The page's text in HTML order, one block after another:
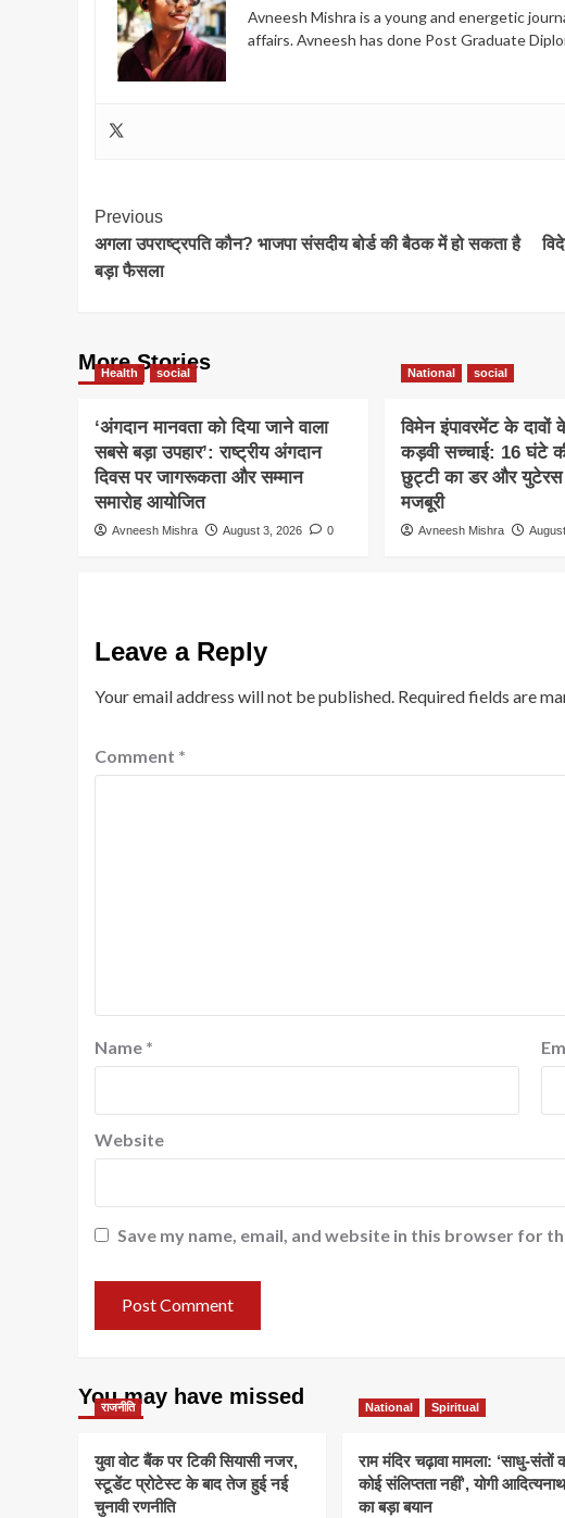
Avneesh Mishra is a young and energetic
affairs. Avneesh has done Post Graduate
Post
Navigation
Previous
अगला उपराष्ट्रपति कौन? भाजपा संसदीय बोर्ड की बैठक में हो सकता है
बड़ा फैसला
More Stories
Health social
‘अंगदान मानवता को दिया जाने वाला
सबसे बड़ा उपहार’: राष्ट्रीय अंगदान
दिवस पर जागरूकता और सम्मान
समारोह आयोजित
Avneesh Mishra August 3, 2026 0
National social
विमेन इंपावरमेंट के दावों
कड़वी सच्चाई: 16 घंटे
छुट्टी का डर और युटेरस
मजबूरी
Avneesh Mishra
Leave a Reply
Your email address will not be published. Required fields are
Comment *
Name *
Website
Save my name, email, and website in this browser for
You may have missed
राजनीति
युवा वोट बैंक पर टिकी सियासी नजर,
स्टूडेंट प्रोटेस्ट के बाद तेज हुई नई
चुनावी रणनीति
National Spiritual
राम मंदिर चढ़ावा मामला: ‘साधु-संतों
कोई संलिप्तता नहीं’, योगी आदित्यनाथ
का बड़ा बयान